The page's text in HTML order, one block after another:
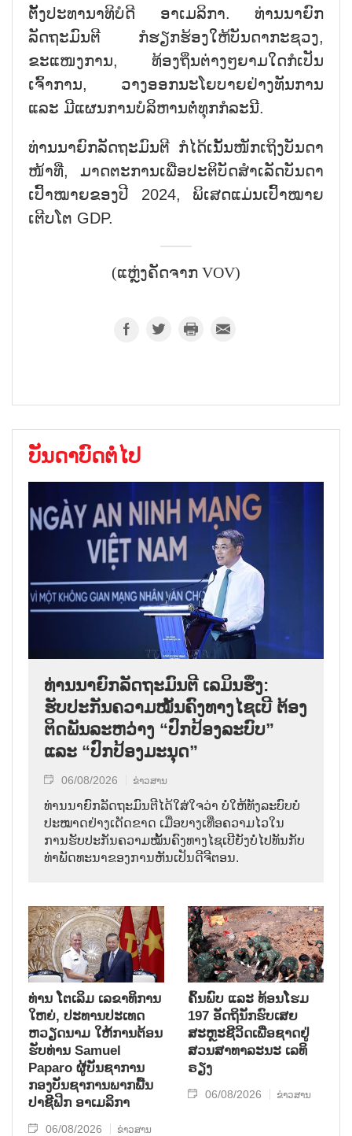
ຕັ້ງປະທານາທິບໍດີ ອາເມລິກາ. ທ່ານນາຍົກ
ລັດຖະມົນຕີ ກໍຮຽກຮ້ອງໃຫ້ບັນດາກະຊວງ,
ຂະແໜງການ, ທ້ອງຖິ່ນຕ່າງໆຍາມໃດກໍເປັນ
ເຈົ້າການ, ວາງອອກນະໂຍບາຍຢ່າງທັນການ
ແລະ ມີແຜນການບໍລິຫານຕໍ່ທຸກກໍລະນີ.
ທ່ານນາຍົກລັດຖະມົນຕີ ກໍໄດ້ເນັ້ນໜັກເຖິງບັນດາ
ໜ້າທີ່, ມາດຕະການເພື່ອປະຕິບັດສຳເລັດບັນດາ
ເປົ້າໝາຍຂອງປີ 2024, ພິເສດແມ່ນເປົ້າໝາຍ
ເຕີບໂຕ GDP.
(ແຫຼ່ງຄັດຈາກ VOV)
ບັນດາບົດຕໍ່ໄປ
ທ່ານນາຍົກລັດຖະມົນຕີ ເລມິນຮຶງ:
ຮັບປະກັນຄວາມໝັ້ນຄົງທາງໄຊເບີ ຕ້ອງ
ຕິດພັນລະຫວ່າງ “ປົກປ້ອງລະບົບ”
ແລະ “ປົກປ້ອງມະນຸດ”
06/08/2026 ຂ່າວສານ
ທ່ານນາຍົກລັດຖະມົນຕີໄດ້ໃສ່ໃຈວ່າ ບໍ່ໃຫ້ທັງລະບົບບໍ່
ປະໝາດຢ່າງເດັດຂາດ ເມື່ອບາງເທື່ອຄວາມໄວໃນ
ການຮັບປະກັນຄວາມໝັ້ນຄົງທາງໄຊເບີຍັງບໍ່ໄປທັນກັບ
ທ່າພັດທະນາຂອງການຫັນເປັນດີຈີຕອນ.
ທ່ານ ໂຕ​ເລິມ ເລ​ຂາ​ທິ​ການ​
ໃຫຍ່, ປະ​ທານ​ປະ​ເທດ ​
ຫວຽດ​ນາມ ໃຫ້​ການ​ຕ້ອນ​
ຮັບ​ທ່ານ Samuel
Paparo ຜູ້​ບັນ​ຊາ​ການ
ກອງ​ບັນ​ຊາ​ການພາກ​ພື້ນ​
ປາ​ຊີ​ຟິກ ອາ​ເມ​ລິ​ກາ
06/08/2026 ຂ່າວສານ
ຄົ້ນ​ພົບ ແລະ ທ້ອນ​ໂຮມ
197 ອັດ​ຖິ​ນັກ​ຮົບ​ເສຍ​
ສະຫຼະ​ຊີ​ວິດ​ເພື່ອ​ຊາດ​ຢູ່​
ສວນ​ສາ​ທາ​ລະ​ນະ ເລ​ທິ​
ຣຽງ
06/08/2026 ຂ່າວສານ